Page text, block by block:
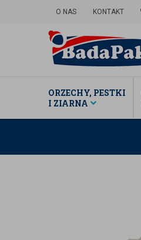
O NAS KONTAKT
ORZECHY, PESTKI
I ZIARNA